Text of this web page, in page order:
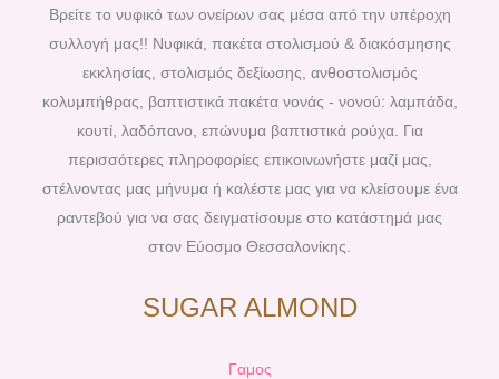
b
o
o
k
e
r
e
s
t
a
g
r
a
m
u
b
Βρείτε το νυφικό των ονείρων σας μέσα από την υπέροχη
συλλογή μας!! Νυφικά, πακέτα στολισμού & διακόσμησης
εκκλησίας, στολισμός δεξίωσης, ανθοστολισμός
κολυμπήθρας, βαπτιστικά πακέτα νονάς - νονού: λαμπάδα,
κουτί, λαδόπανο, επώνυμα βαπτιστικά ρούχα. Για
περισσότερες πληροφορίες επικοινωνήστε μαζί μας,
στέλνοντας μας μήνυμα ή καλέστε μας για να κλείσουμε ένα
ραντεβού για να σας δειγματίσουμε στο κατάστημά μας
στον Εύοσμο Θεσσαλονίκης.
SUGAR ALMOND
Γαμος